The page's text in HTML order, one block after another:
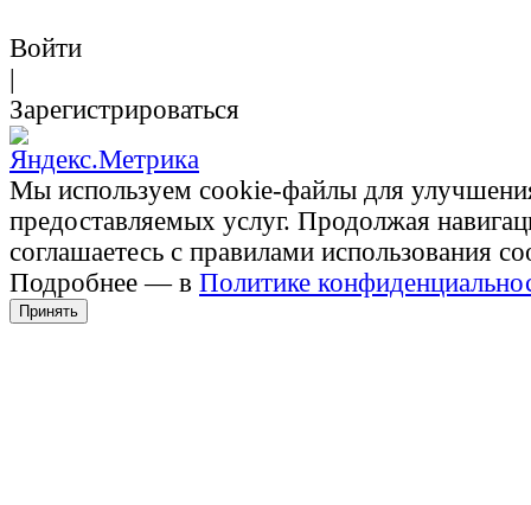
Войти
|
Зарегистрироваться
Мы используем cookie-файлы для
предоставляемых услуг. Продолжая
соглашаетесь с правилами использования
Подробнее — в Политике
Принять